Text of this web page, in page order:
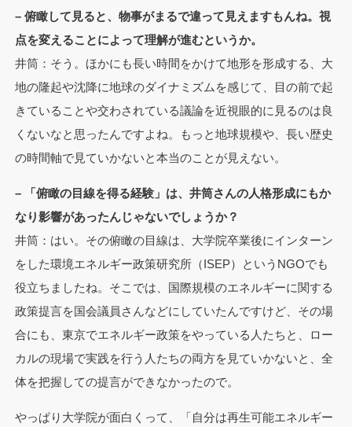
– 俯瞰して見ると、物事がまるで違って見えますもんね。視
点を変えることによって理解が進むというか。
井筒：そう。ほかにも長い時間をかけて地形を形成する、大
地の隆起や沈降に地球のダイナミズムを感じて、目の前で起
きていることや交わされている議論を近視眼的に見るのは良
くないなと思ったんですよね。もっと地球規模や、長い歴史
の時間軸で見ていかないと本当のことが見えない。
– 「俯瞰の目線を得る経験」は、井筒さんの人格形成にもか
なり影響があったんじゃないでしょうか？
井筒：はい。その俯瞰の目線は、大学院卒業後にインターン
をした環境エネルギー政策研究所（ISEP）というNGOでも
役立ちましたね。そこでは、国際規模のエネルギーに関する
政策提言を国会議員さんなどにしていたんですけど、その場
合にも、東京でエネルギー政策をやっている人たちと、ロー
カルの現場で実践を行う人たちの両方を見ていかないと、全
体を把握しての提言ができなかったので。
やっぱり大学院が面白くって、「自分は再生可能エネルギー